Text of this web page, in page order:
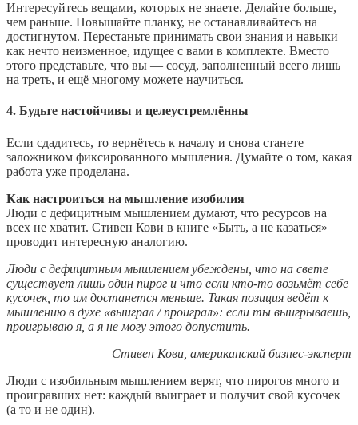
Интересуйтесь вещами, которых не знаете. Делайте больше,
чем раньше. Повышайте планку, не останавливайтесь на
достигнутом. Перестаньте принимать свои знания и навыки
как нечто неизменное, идущее с вами в комплекте. Вместо
этого представьте, что вы — сосуд, заполненный всего лишь
на треть, и ещё многому можете научиться.
4. Будьте настойчивы и целеустремлённы
Если сдадитесь, то вернётесь к началу и снова станете
заложником фиксированного мышления. Думайте о том, какая
работа уже проделана.
Как настроиться на мышление изобилия
Люди с дефицитным мышлением думают, что ресурсов на
всех не хватит. Стивен Кови в книге «Быть, а не казаться»
проводит интересную аналогию.
Люди с дефицитным мышлением убеждены, что на свете
существует лишь один пирог и что если кто-то возьмёт себе
кусочек, то им достанется меньше. Такая позиция ведёт к
мышлению в духе «выиграл / проиграл»: если ты выигрываешь,
проигрываю я, а я не могу этого допустить.
Стивен Кови, американский бизнес-эксперт
Люди с изобильным мышлением верят, что пирогов много и
проигравших нет: каждый выиграет и получит свой кусочек
(а то и не один).